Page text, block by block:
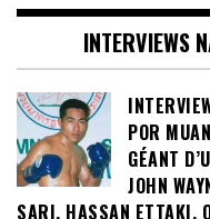
INTERVIEWS
POR
GÉANT
JOHN
SARI, HASSAN ETTAKI,